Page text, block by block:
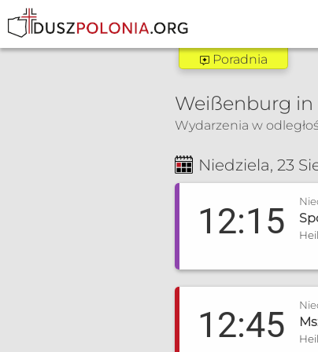
Poradnia
Zakres pomocy:
Poradnia dla
Poradnia
+49 152 34043
Poradnia
Weißenburg
Wydarzenia w
Niedziela, 23
12:15
12:45